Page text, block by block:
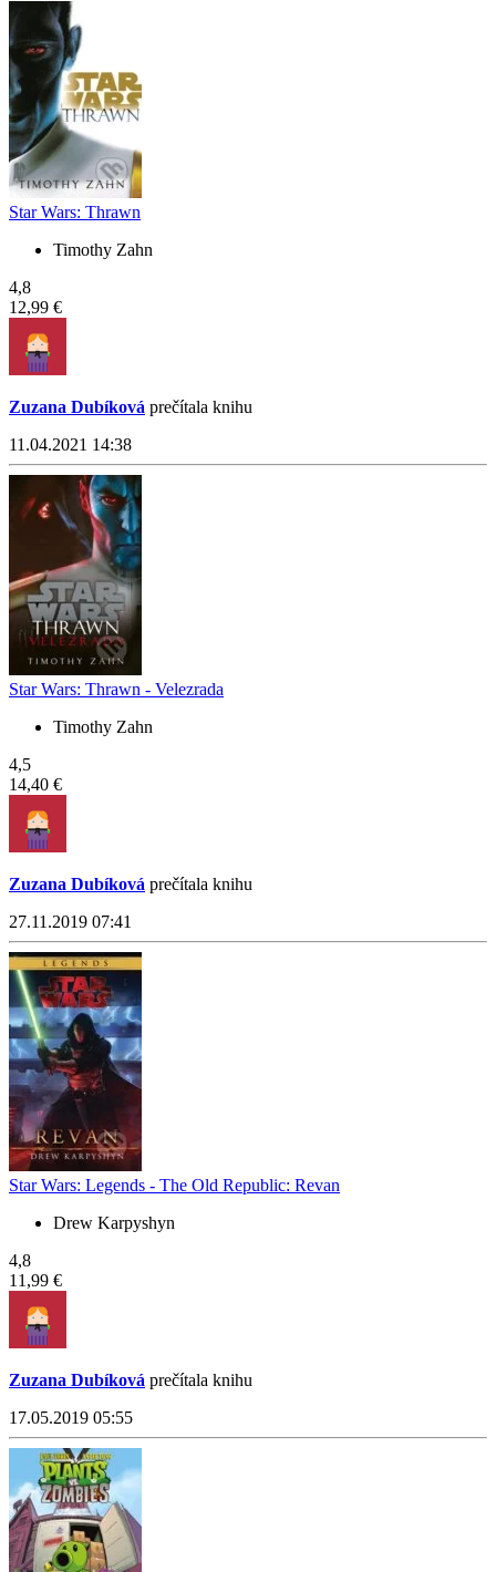
Star Wars: Thrawn
Timothy Zahn
4,8
12,99 €
Zuzana Dubíková prečítala knihu
11.04.2021 14:38
Star Wars: Thrawn - Velezrada
Timothy Zahn
4,5
14,40 €
Zuzana Dubíková prečítala knihu
27.11.2019 07:41
Star Wars: Legends - The Old Republic: Revan
Drew Karpyshyn
4,8
11,99 €
Zuzana Dubíková prečítala knihu
17.05.2019 05:55